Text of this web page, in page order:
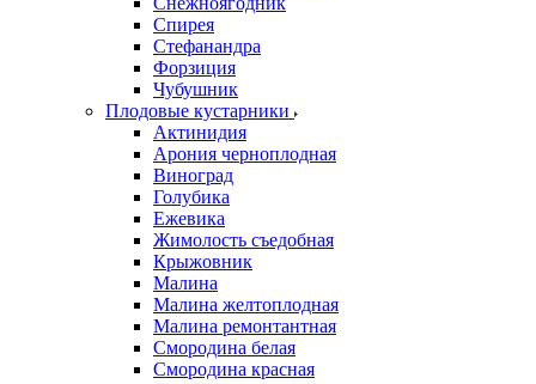
Спирея
Стефанандра
Форзиция
Чубушник
Плодовые кустарники
Актинидия
Арония черноплодная
Виноград
Голубика
Ежевика
Жимолость съедобная
Крыжовник
Малина
Малина желтоплодная
Малина ремонтантная
Смородина белая
Смородина красная